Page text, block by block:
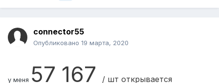
connector55
Опубликовано 19 марта, 2020
у меня 57 167 / шт открывается